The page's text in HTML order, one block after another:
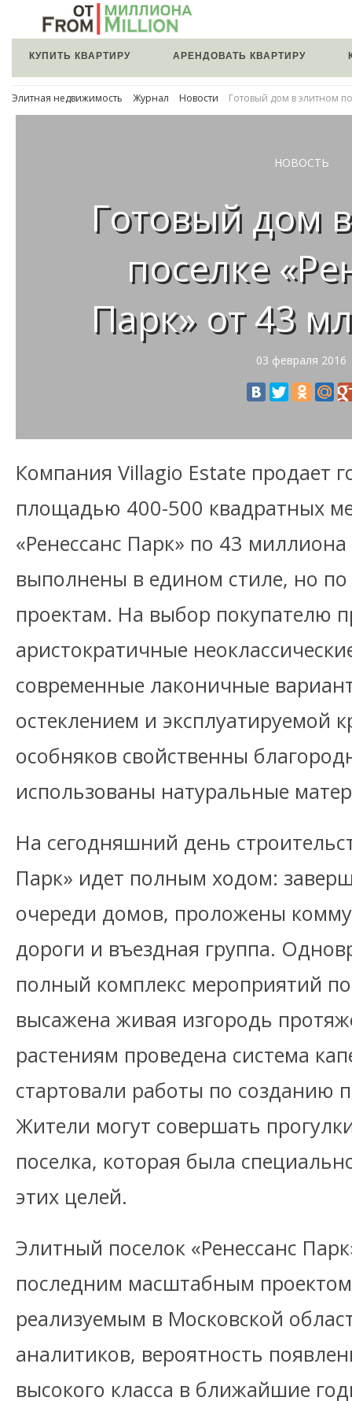
КУПИТЬ КВАРТИРУ АРЕНДОВАТЬ КВАРТИРУ
Элитная недвижимость Журнал Новости Готовый дом в элитном
НОВОСТЬ
Готовый дом
поселке
Парк» от 43
03 февраля 2016
Компания Villagio Estate продает
площадью 400-500 квадратных
«Ренессанс Парк» по 43
выполнены в едином стиле, но
проектам. На выбор покупателю
аристократичные
современные лаконичные
остеклением и эксплуатируемой
особняков свойственны
использованы натуральные
На сегодняшний день
Парк» идет полным ходом:
очереди домов, проложены
дороги и въездная группа.
полный комплекс мероприятий по
высажена живая изгородь
растениям проведена система
стартовали работы по созданию
Жители могут совершать
поселка, которая была
этих целей.
Элитный поселок «Ренессанс
последним масштабным проектом
реализуемым в Московской
аналитиков, вероятность
высокого класса в ближайшие